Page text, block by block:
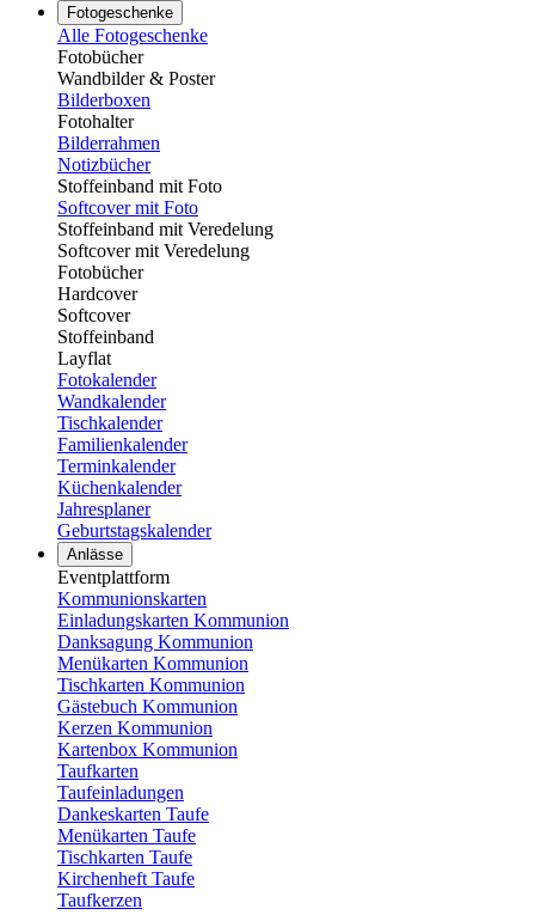
Fotogeschenke
Alle Fotogeschenke
Fotobücher
Wandbilder & Poster
Bilderboxen
Fotohalter
Bilderrahmen
Notizbücher
Stoffeinband mit Foto
Softcover mit Foto
Stoffeinband mit Veredelung
Softcover mit Veredelung
Fotobücher
Hardcover
Softcover
Stoffeinband
Layflat
Fotokalender
Wandkalender
Tischkalender
Familienkalender
Terminkalender
Küchenkalender
Jahresplaner
Geburtstagskalender
Anlässe
Eventplattform
Kommunionskarten
Einladungskarten Kommunion
Danksagung Kommunion
Menükarten Kommunion
Tischkarten Kommunion
Gästebuch Kommunion
Kerzen Kommunion
Kartenbox Kommunion
Taufkarten
Taufeinladungen
Dankeskarten Taufe
Menükarten Taufe
Tischkarten Taufe
Kirchenheft Taufe
Taufkerzen